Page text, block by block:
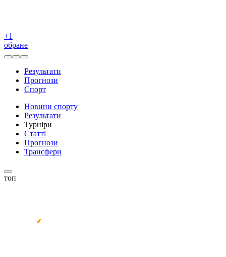
+1
обране
Результати
Прогнози
Спорт
Новини спорту
Результати
Турніри
Статті
Прогнози
Трансфери
топ